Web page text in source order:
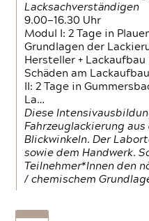
Lacksachverständigen
9.00—16.30 Uhr
Modul I: 2 Tage in
Grundlagen der
Hersteller +
Schäden am
II: 2 Tage in
La…
Diese
Fahrzeuglackierung
Blickwinkeln. Der
sowie dem Handwerk.
Teilnehmer*Innen den
/ chemischem